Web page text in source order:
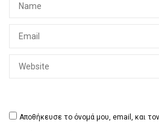
Αποθήκευσε το όνομά μου, email, και